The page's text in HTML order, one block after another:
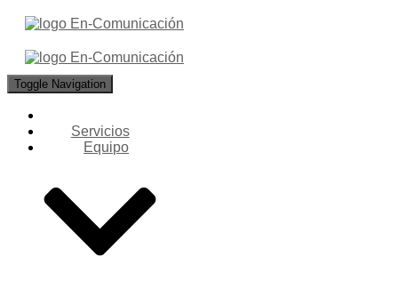
Toggle Navigation
Servicios
Equipo